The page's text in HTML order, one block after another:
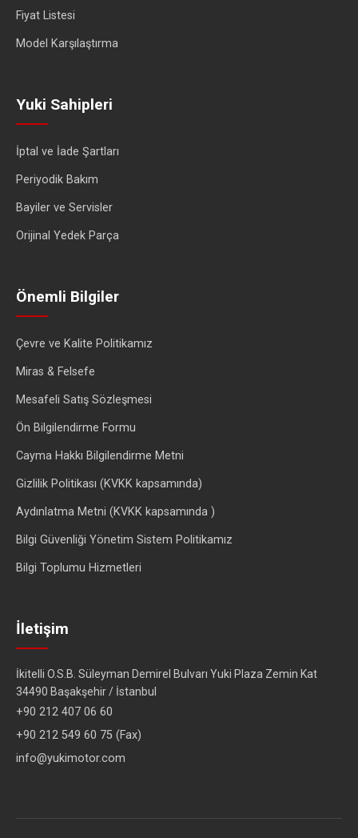
Fiyat Listesi
Model Karşılaştırma
Yuki Sahipleri
İptal ve İade Şartları
Periyodik Bakım
Bayiler ve Servisler
Orijinal Yedek Parça
Önemli Bilgiler
Çevre ve Kalite Politikamız
Miras & Felsefe
Mesafeli Satış Sözleşmesi
Ön Bilgilendirme Formu
Cayma Hakkı Bilgilendirme Metni
Gizlilik Politikası (KVKK kapsamında)
Aydınlatma Metni (KVKK kapsamında )
Bilgi Güvenliği Yönetim Sistem Politikamız
Bilgi Toplumu Hizmetleri
İletişim
İkitelli O.S.B. Süleyman Demirel Bulvarı Yuki Plaza Zemin Kat
34490 Başakşehir / İstanbul
+90 212 407 06 60
+90 212 549 60 75 (Fax)
info@yukimotor.com